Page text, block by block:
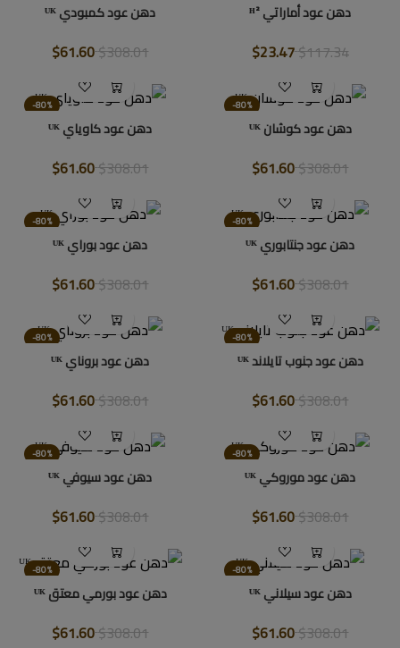
دهن عود أماراتي ᴴ²
$117.34
$23.47
دهن عود كمبودي ᵁᴷ
$308.01
$61.60
-80%
دهن عود كوشان ᵁᴷ
$308.01
$61.60
-80%
دهن عود كاوياي ᵁᴷ
$308.01
$61.60
-80%
دهن عود جنتابوري ᵁᴷ
$308.01
$61.60
-80%
دهن عود بوراي ᵁᴷ
$308.01
$61.60
-80%
دهن عود جنوب تايلاند ᵁᴷ
$308.01
$61.60
-80%
دهن عود بروناي ᵁᴷ
$308.01
$61.60
-80%
دهن عود موروكي ᵁᴷ
$308.01
$61.60
-80%
دهن عود سيوفي ᵁᴷ
$308.01
$61.60
-80%
دهن عود سيلاني ᵁᴷ
$308.01
$61.60
-80%
دهن عود بورمي معتق ᵁᴷ
$308.01
$61.60